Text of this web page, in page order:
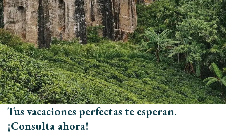
Book Now
Nombre*
Tus vacaciones perfectas te esperan.
¡Consulta ahora!